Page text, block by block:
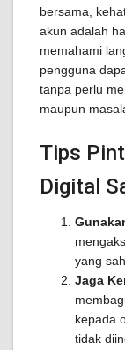
bersama,
akun adalah
memahami
pengguna
tanpa perlu
maupun
Tips
Digital
yang
Jaga
kepada
tidak